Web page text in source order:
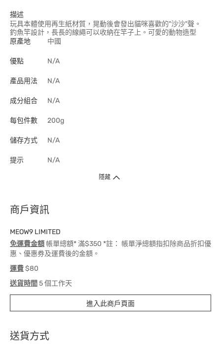
描述
玩具本體使用再生紙材質，晃動後會發出貓咪喜歡的"沙沙"聲。
釣魚竿設計，長長的線繩可以收納在竿子上。可愛的動物造型
原產地
中國
優點 N/A
產品用法 N/A
成分組合 N/A
每包件數 200g
儲存方式 N/A
提示 N/A
隱藏
商戶資訊
MEOW9 LIMITED
免運費金額 帳單總額* 滿$350 *註： 帳單淨總額指扣除商品折扣優
惠、優惠券及運費後的金額。
運費$80
送貨時間 5 個工作天
進入此商戶頁面
送貨方式